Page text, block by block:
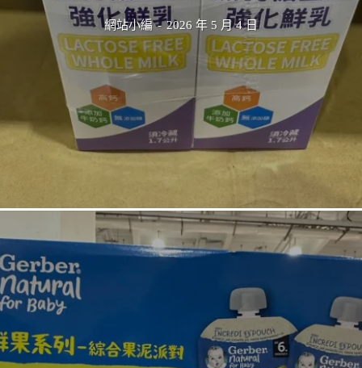
網站小編 - 2026 年 5 月 4 日